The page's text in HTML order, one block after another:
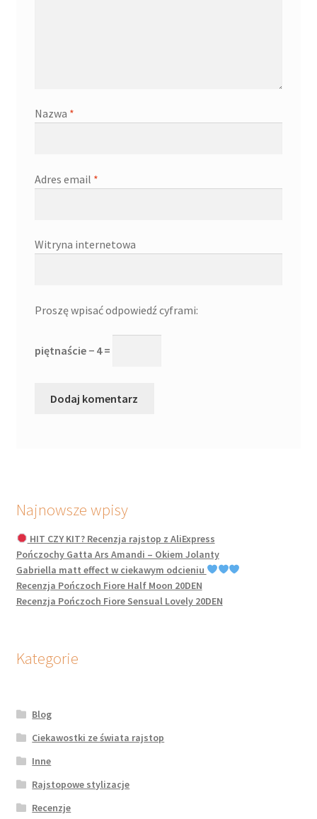
Nazwa *
Adres email *
Witryna internetowa
Proszę wpisać odpowiedź cyframi:
piętnaście − 4 =
Najnowsze wpisy
HIT CZY KIT? Recenzja rajstop z AliExpress
Pończochy Gatta Ars Amandi – Okiem Jolanty
Gabriella matt effect w ciekawym odcieniu
Recenzja Pończoch Fiore Half Moon 20DEN
Recenzja Pończoch Fiore Sensual Lovely 20DEN
Kategorie
Blog
Ciekawostki ze świata rajstop
Inne
Rajstopowe stylizacje
Recenzje